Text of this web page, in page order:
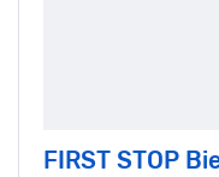
FIRST STOP